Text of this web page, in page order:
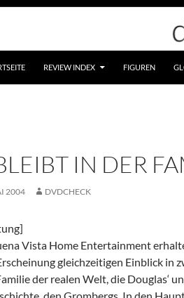
REVIEW INDEX FIGUREN
IN DER
2004 DVDCHECK
Vista Home Entertainment
gleichzeitigen Einblick in
der realen Welt, die Douglas‘